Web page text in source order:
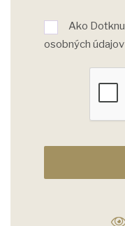
Ako
osobných